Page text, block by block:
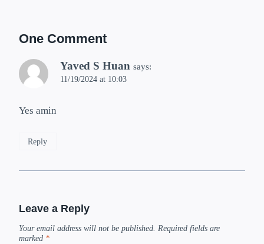
One Comment
Yaved S Huan says:
11/19/2024 at 10:03
Yes amin
Reply
Leave a Reply
Your email address will not be published. Required fields are
marked *